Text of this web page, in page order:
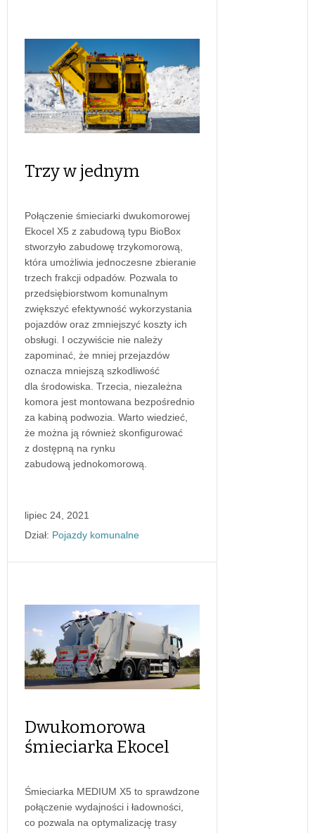
Trzy w jednym
Połączenie śmieciarki dwukomorowej
Ekocel X5 z zabudową typu BioBox
stworzyło zabudowę trzykomorową,
która umożliwia jednoczesne zbieranie
trzech frakcji odpadów. Pozwala to
przedsiębiorstwom komunalnym
zwiększyć efektywność wykorzystania
pojazdów oraz zmniejszyć koszty ich
obsługi. I oczywiście nie należy
zapominać, że mniej przejazdów
oznacza mniejszą szkodliwość
dla środowiska. Trzecia, niezależna
komora jest montowana bezpośrednio
za kabiną podwozia. Warto wiedzieć,
że można ją również skonfigurować
z dostępną na rynku
zabudową jednokomorową.
lipiec 24, 2021
Dział: Pojazdy komunalne
Dwukomorowa
śmieciarka Ekocel
Śmieciarka MEDIUM X5 to sprawdzone
połączenie wydajności i ładowności,
co pozwala na optymalizację trasy